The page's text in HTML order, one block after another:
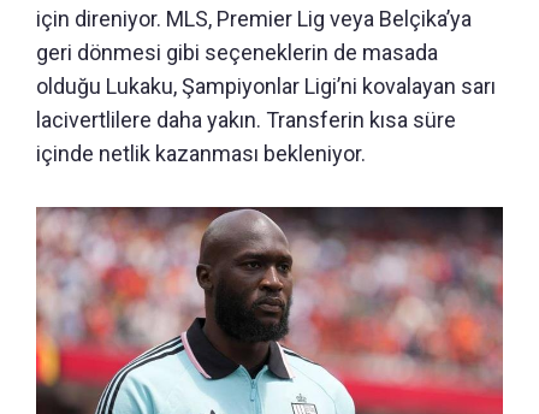
için direniyor. MLS, Premier Lig veya Belçika’ya
geri dönmesi gibi seçeneklerin de masada
olduğu Lukaku, Şampiyonlar Ligi’ni kovalayan sarı
lacivertlilere daha yakın. Transferin kısa süre
içinde netlik kazanması bekleniyor.